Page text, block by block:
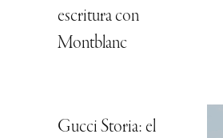
escritura con
Montblanc
Gucci Storia: el